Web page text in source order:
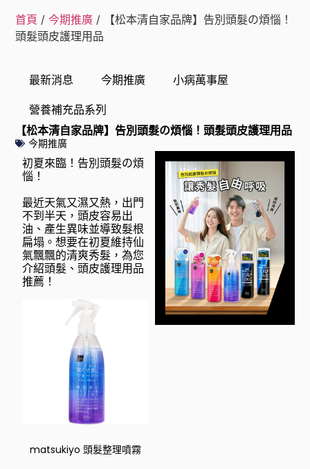
首頁 /今期推廣 / 【松本清自家品牌】告別頭髮の煩惱！
頭髮頭皮護理用品
最新消息 今期推廣
小病萬事屋
營養補充品系列
【松本清自家品牌】告別頭髮の煩惱！頭髮頭皮護理用品
今期推廣
初夏來臨！告別頭髮の煩
惱！
最近天氣又濕又熱，出門
不到半天，頭皮容易出
油、產生異味並導致髮根
扁塌。想要在初夏維持仙
氣飄飄的清爽秀髮，為您
介紹頭髮、頭皮護理用品
推薦！
matsukiyo 頭髮整理噴霧